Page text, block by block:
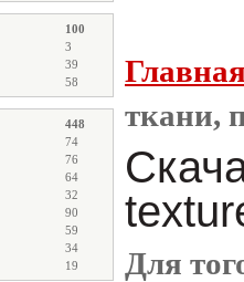
100
3
39
58
448
74
76
64
32
90
59
34
19
ткани,
Для